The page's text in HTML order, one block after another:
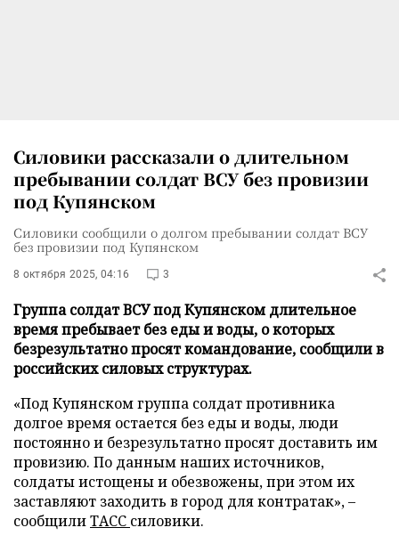
Силовики рассказали о длительном
пребывании солдат ВСУ без провизии
под Купянском
Силовики сообщили о долгом пребывании солдат ВСУ
без провизии под Купянском
8 октября 2025, 04:16 3
Группа солдат ВСУ под Купянском длительное
время пребывает без еды и воды, о которых
безрезультатно просят командование, сообщили в
российских силовых структурах.
«Под Купянском группа солдат противника
долгое время остается без еды и воды, люди
постоянно и безрезультатно просят доставить им
провизию. По данным наших источников,
солдаты истощены и обезвожены, при этом их
заставляют заходить в город для контратак», –
сообщилиТАСС силовики.